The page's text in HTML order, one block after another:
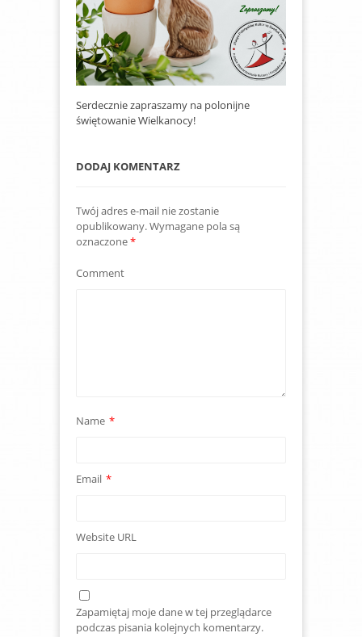
Serdecznie zapraszamy na polonijne
świętowanie Wielkanocy!
DODAJ KOMENTARZ
Twój adres e-mail nie zostanie
opublikowany.Wymagane pola są
oznaczone*
Comment
Name *
Email *
Website URL
Zapamiętaj moje dane w tej przeglądarce
podczas pisania kolejnych komentarzy.